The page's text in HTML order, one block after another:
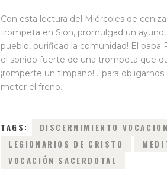
Con esta lectura del Miércoles de
trompeta en Sión, promulgad un
pueblo, purificad la comunidad! El
el sonido fuerte de una trompeta que
¡romperte un tímpano! …para
meter el freno…
TAGS: DISCERNIMIENTO
LEGIONARIOS DE CRISTO
VOCACIÓN SACERDOTAL